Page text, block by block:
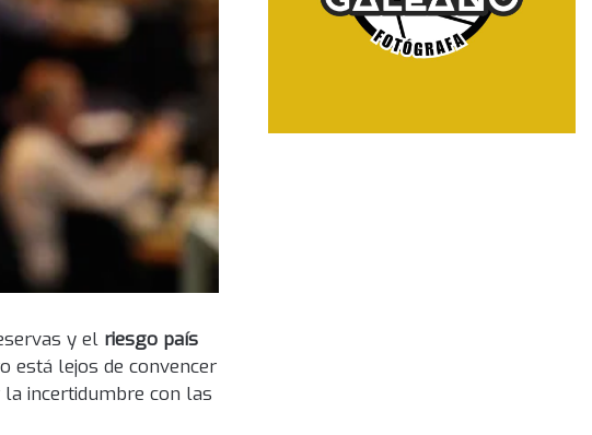
y el riesgo país
está lejos de convencer
incertidumbre con las